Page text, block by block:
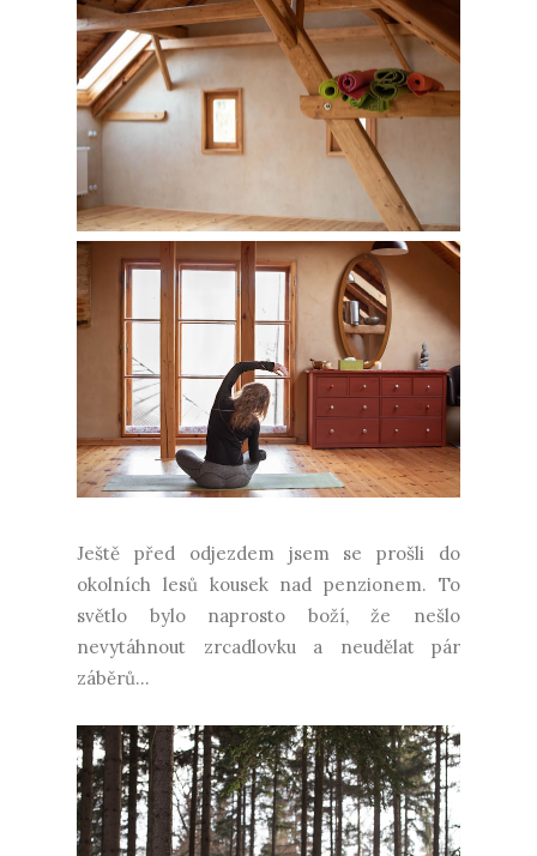
Ještě před odjezdem jsem se prošli do
okolních lesů kousek nad penzionem. To
světlo bylo naprosto boží, že nešlo
nevytáhnout zrcadlovku a neudělat pár
záběrů...